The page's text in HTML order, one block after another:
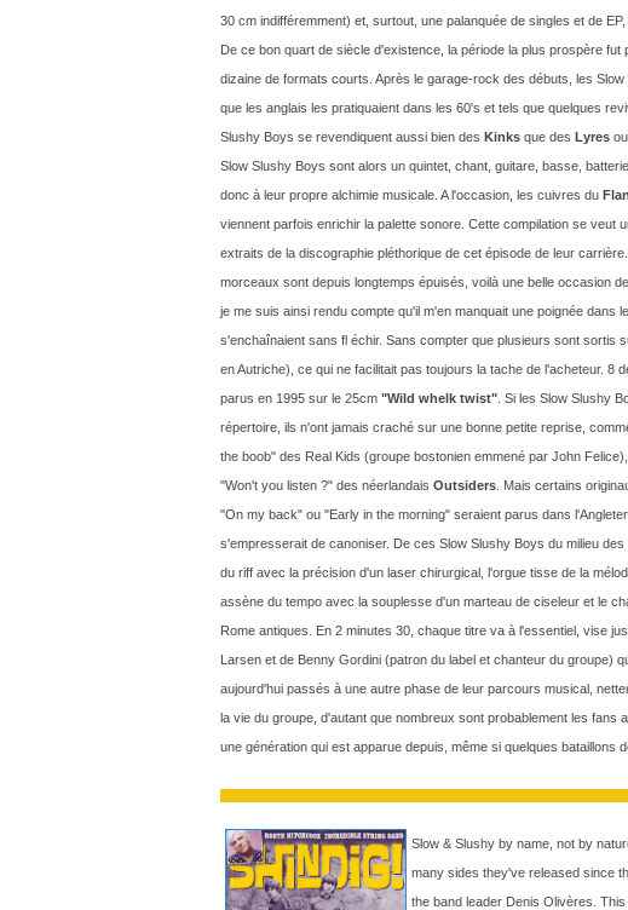
30 cm indifféremment) et, surtout, une palanquée de singles et de
De ce bon quart de siècle d'existence, la période la plus prospère
dizaine de formats courts. Après le garage-rock des débuts, les
que les anglais les pratiquaient dans les 60's et tels que quelques
Slushy Boys se revendiquent aussi bien des Kinks que des Lyres
Slow Slushy Boys sont alors un quintet, chant, guitare, basse,
donc à leur propre alchimie musicale. A l'occasion, les cuivres du
viennent parfois enrichir la palette sonore. Cette compilation se veut
extraits de la discographie pléthorique de cet épisode de leur
morceaux sont depuis longtemps épuisés, voilà une belle occasion
je me suis ainsi rendu compte qu'il m'en manquait une poignée dans
s'enchaînaient sans fl échir. Sans compter que plusieurs sont sortis
en Autriche), ce qui ne facilitait pas toujours la tache de l'acheteur.
parus en 1995 sur le 25cm "Wild whelk twist" . Si les Slow Slushy
répertoire, ils n'ont jamais craché sur une bonne petite reprise,
the boob" des Real Kids (groupe bostonien emmené par John
"Won't you listen ?" des néerlandais Outsiders . Mais certains
"On my back" ou "Early in the morning" seraient parus dans
s'empresserait de canoniser. De ces Slow Slushy Boys du milieu
du riff avec la précision d'un laser chirurgical, l'orgue tisse de la
assène du tempo avec la souplesse d'un marteau de ciseleur et le
Rome antiques. En 2 minutes 30, chaque titre va à l'essentiel, vise
Larsen et de Benny Gordini (patron du label et chanteur du groupe)
aujourd'hui passés à une autre phase de leur parcours musical,
la vie du groupe, d'autant que nombreux sont probablement les
une génération qui est apparue depuis, même si quelques bataillons
Slow & Slushy by name, not by
many sides they've released since
the band leader Denis Olivères.